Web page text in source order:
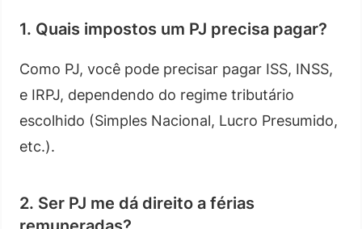
1. Quais impostos um PJ precisa pagar?
Como PJ, você pode precisar pagar ISS, INSS,
e IRPJ, dependendo do regime tributário
escolhido (Simples Nacional, Lucro Presumido,
etc.).
2. Ser PJ me dá direito a férias